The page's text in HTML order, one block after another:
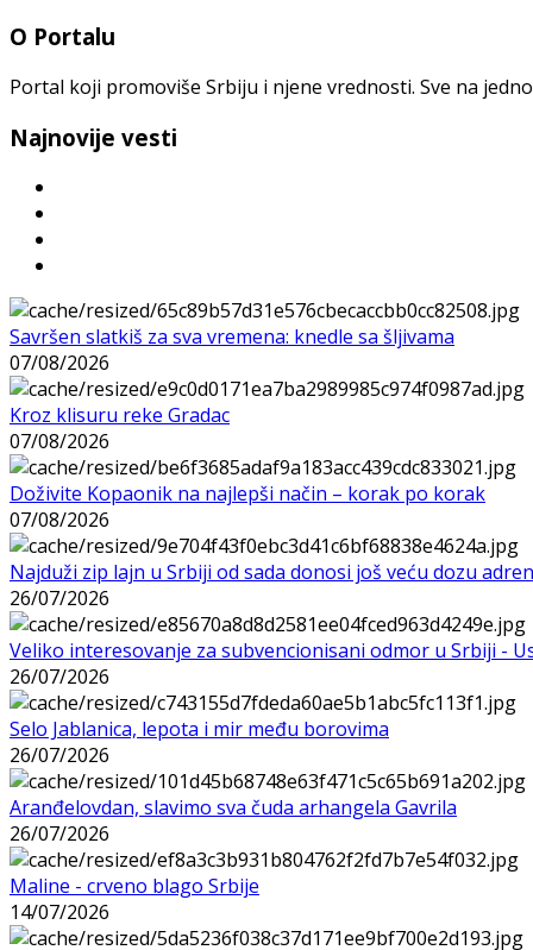
O Portalu
Portal koji promoviše Srbiju i njene vrednosti. Sve na
Najnovije vesti
Savršen slatkiš za sva vremena: knedle sa šljivama
07/08/2026
Kroz klisuru reke Gradac
07/08/2026
Doživite Kopaonik na najlepši način – korak po korak
07/08/2026
Najduži zip lajn u Srbiji od sada donosi još veću dozu
26/07/2026
Veliko interesovanje za subvencionisani odmor u Srbiji -
26/07/2026
Selo Jablanica, lepota i mir među borovima
26/07/2026
Aranđelovdan, slavimo sva čuda arhangela Gavrila
26/07/2026
Maline - crveno blago Srbije
14/07/2026